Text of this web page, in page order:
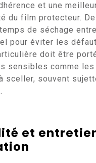
et une
du film protecteur.
de séchage
pour éviter les
doit être
sensibles comme les
sceller, souvent
et